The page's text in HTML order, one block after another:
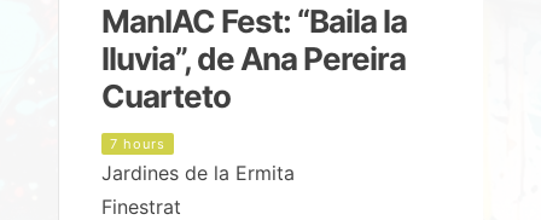
ManIAC Fest: “Baila la
lluvia”, de Ana Pereira
Cuarteto
7 hours
Jardines de la Ermita
Finestrat